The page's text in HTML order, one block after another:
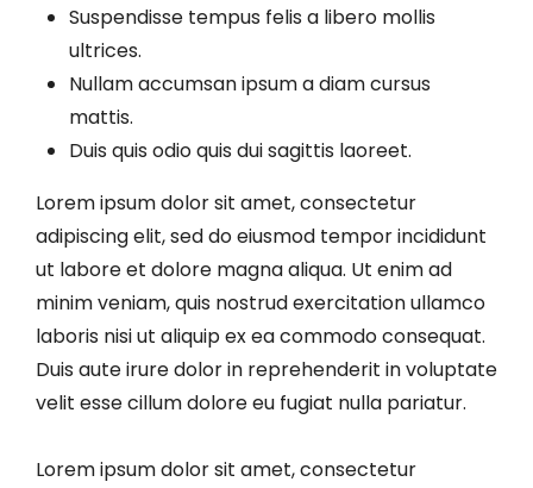
Suspendisse tempus felis a libero mollis
ultrices.
Nullam accumsan ipsum a diam cursus
mattis.
Duis quis odio quis dui sagittis laoreet.
Lorem ipsum dolor sit amet, consectetur
adipiscing elit, sed do eiusmod tempor incididunt
ut labore et dolore magna aliqua. Ut enim ad
minim veniam, quis nostrud exercitation ullamco
laboris nisi ut aliquip ex ea commodo consequat.
Duis aute irure dolor in reprehenderit in voluptate
velit esse cillum dolore eu fugiat nulla pariatur.
Lorem ipsum dolor sit amet, consectetur